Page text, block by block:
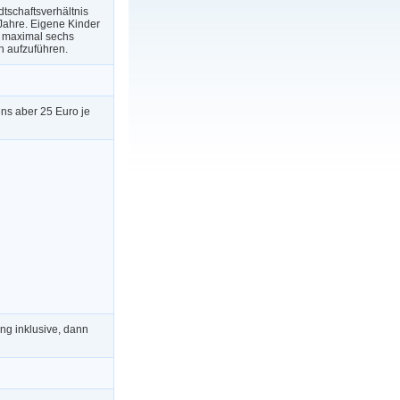
Eigene Kinder
sechs
aufzuführen.
aber 25 Euro je
inklusive, dann